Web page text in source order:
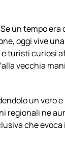
un tempo era
oggi vive
e turisti curiosi
vecchia
un vero e
regionali ne
che